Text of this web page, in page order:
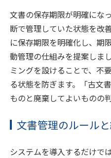
文書の保存期限が明確にな
断で管理していた状態を改
に保存期限を明確化し、期
動管理の仕組みを提案しま
ミングを設けることで、不
る状態を防ぎます。「古文
ものと廃棄してよいものの
文書管理のルール
システムを導入するだけで